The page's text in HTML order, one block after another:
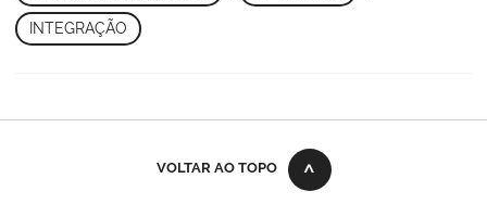
INTEGRAÇÃO
VOLTAR AO TOPO